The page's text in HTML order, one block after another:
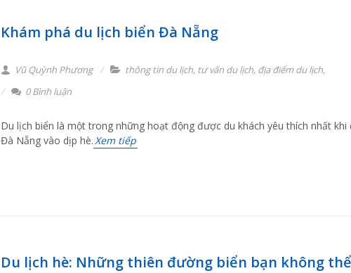
Khám phá du lịch biển Đà Nẵng
Vũ Quỳnh Phương thông tin du lịch, tư vấn du lịch, địa điểm du lịch,
0 Bình luận
Du lịch biển là một trong những hoạt động được du khách yêu thích nhất khi
Đà Nẵng vào dịp hè.Xem tiếp
Du lịch hè: Những thiên đường biển bạn không